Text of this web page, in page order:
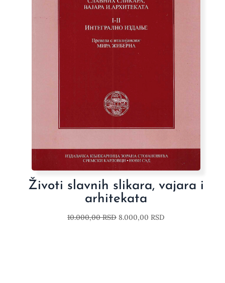
Životi slavnih slikara, vajara i
arhitekata
10.000,00RSD 8.000,00 RSD